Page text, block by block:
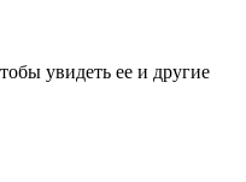
увидеть ее и другие